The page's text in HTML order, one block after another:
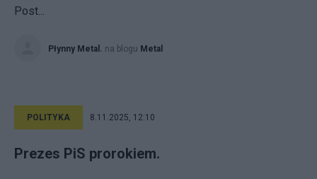
Post...
Płynny Metal. na blogu Metal
POLITYKA 8.11.2025, 12:10
Prezes PiS prorokiem.